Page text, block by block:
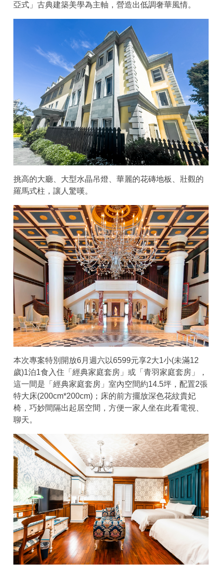
亞式」古典建築美學為主軸，營造出低調奢華風情。
挑高的大廳、大型水晶吊燈、華麗的花磚地板、壯觀的
羅馬式柱，讓人驚嘆。
本次專案特別開放6月週六以6599元享2大1小(未滿12
歲)1泊1食入住「經典家庭套房」或「青羽家庭套房」，
這一間是「經典家庭套房」室內空間約14.5坪，配置2張
特大床(200cm*200cm)；床的前方擺放深色花紋貴妃
椅，巧妙間隔出起居空間，方便一家人坐在此看電視、
聊天。